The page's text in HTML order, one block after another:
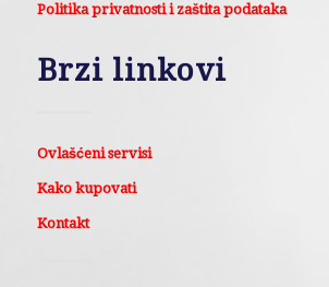
Politika privatnosti i zaštita podataka
Brzi linkovi
Ovlašćeni servisi
Kako kupovati
Kontakt